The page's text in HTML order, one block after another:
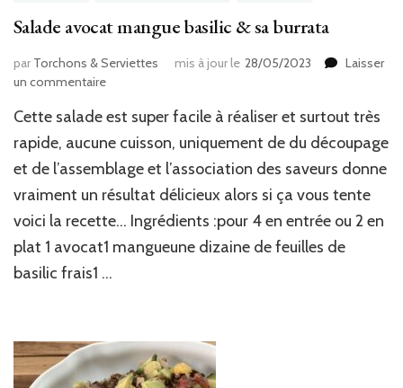
Salade avocat mangue basilic & sa burrata
par Torchons & Serviettes mis à jour le 28/05/2023
Laisser
un commentairesur
avocat
mangue
&
sa
burrata
Cette salade est super facile à réaliser et surtout très
rapide, aucune cuisson, uniquement de du découpage
et de l’assemblage et l’association des saveurs donne
vraiment un résultat délicieux alors si ça vous tente
voici la recette… Ingrédients :pour 4 en entrée ou 2 en
plat 1 avocat1 mangueune dizaine de feuilles de
basilic frais1 …